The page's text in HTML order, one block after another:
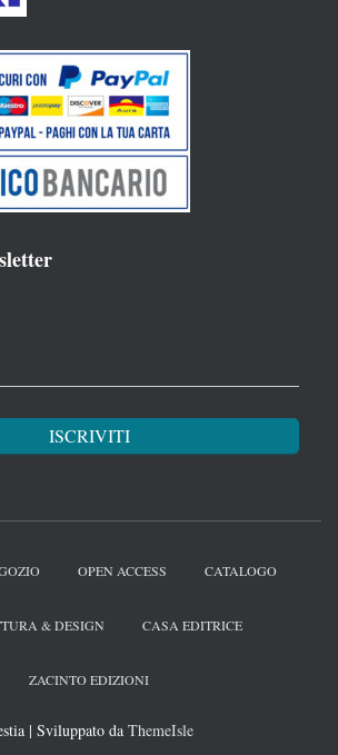
OPEN ACCESS CATALOGO
& DESIGN CASA EDITRICE
ZACINTO EDIZIONI
| Sviluppato da ThemeIsle